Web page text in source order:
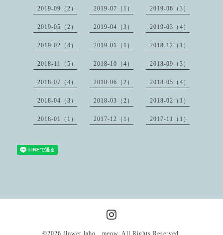
2019-09（2） 2019-07（1） 2019-06（3）
2019-05（2） 2019-04（3） 2019-03（4）
2019-02（4） 2019-01（1） 2018-12（1）
2018-11（5） 2018-10（4） 2018-09（3）
2018-07（4） 2018-06（2） 2018-05（4）
2018-04（3） 2018-03（2） 2018-02（1）
2018-01（1） 2017-12（1） 2017-11（1）
©2026 flower labo meow . All Rights Reserved.